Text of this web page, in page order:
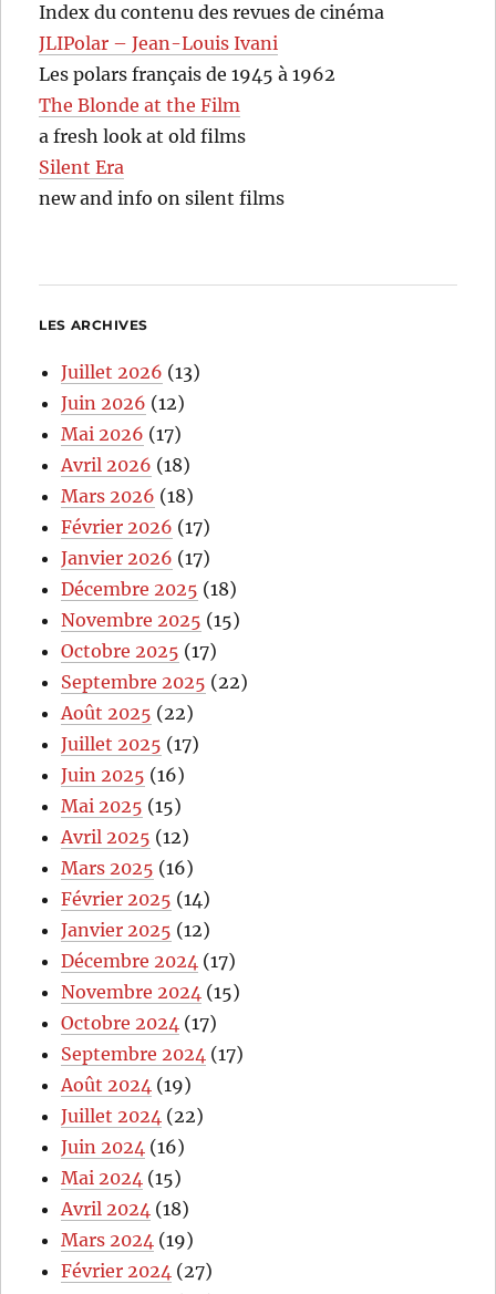
Index du contenu des revues de cinéma
JLIPolar – Jean-Louis Ivani
Les polars français de 1945 à 1962
The Blonde at the Film
a fresh look at old films
Silent Era
new and info on silent films
LES ARCHIVES
Juillet 2026 (13)
Juin 2026 (12)
Mai 2026 (17)
Avril 2026 (18)
Mars 2026 (18)
Février 2026 (17)
Janvier 2026 (17)
Décembre 2025 (18)
Novembre 2025 (15)
Octobre 2025 (17)
Septembre 2025 (22)
Août 2025 (22)
Juillet 2025 (17)
Juin 2025 (16)
Mai 2025 (15)
Avril 2025 (12)
Mars 2025 (16)
Février 2025 (14)
Janvier 2025 (12)
Décembre 2024 (17)
Novembre 2024 (15)
Octobre 2024 (17)
Septembre 2024 (17)
Août 2024 (19)
Juillet 2024 (22)
Juin 2024 (16)
Mai 2024 (15)
Avril 2024 (18)
Mars 2024 (19)
Février 2024 (27)